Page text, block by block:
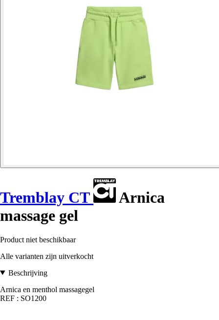
Tremblay CT
Arnica
massage gel
Product niet beschikbaar
Alle varianten zijn uitverkocht
Beschrijving
Arnica en menthol massagegel
REF : SO1200